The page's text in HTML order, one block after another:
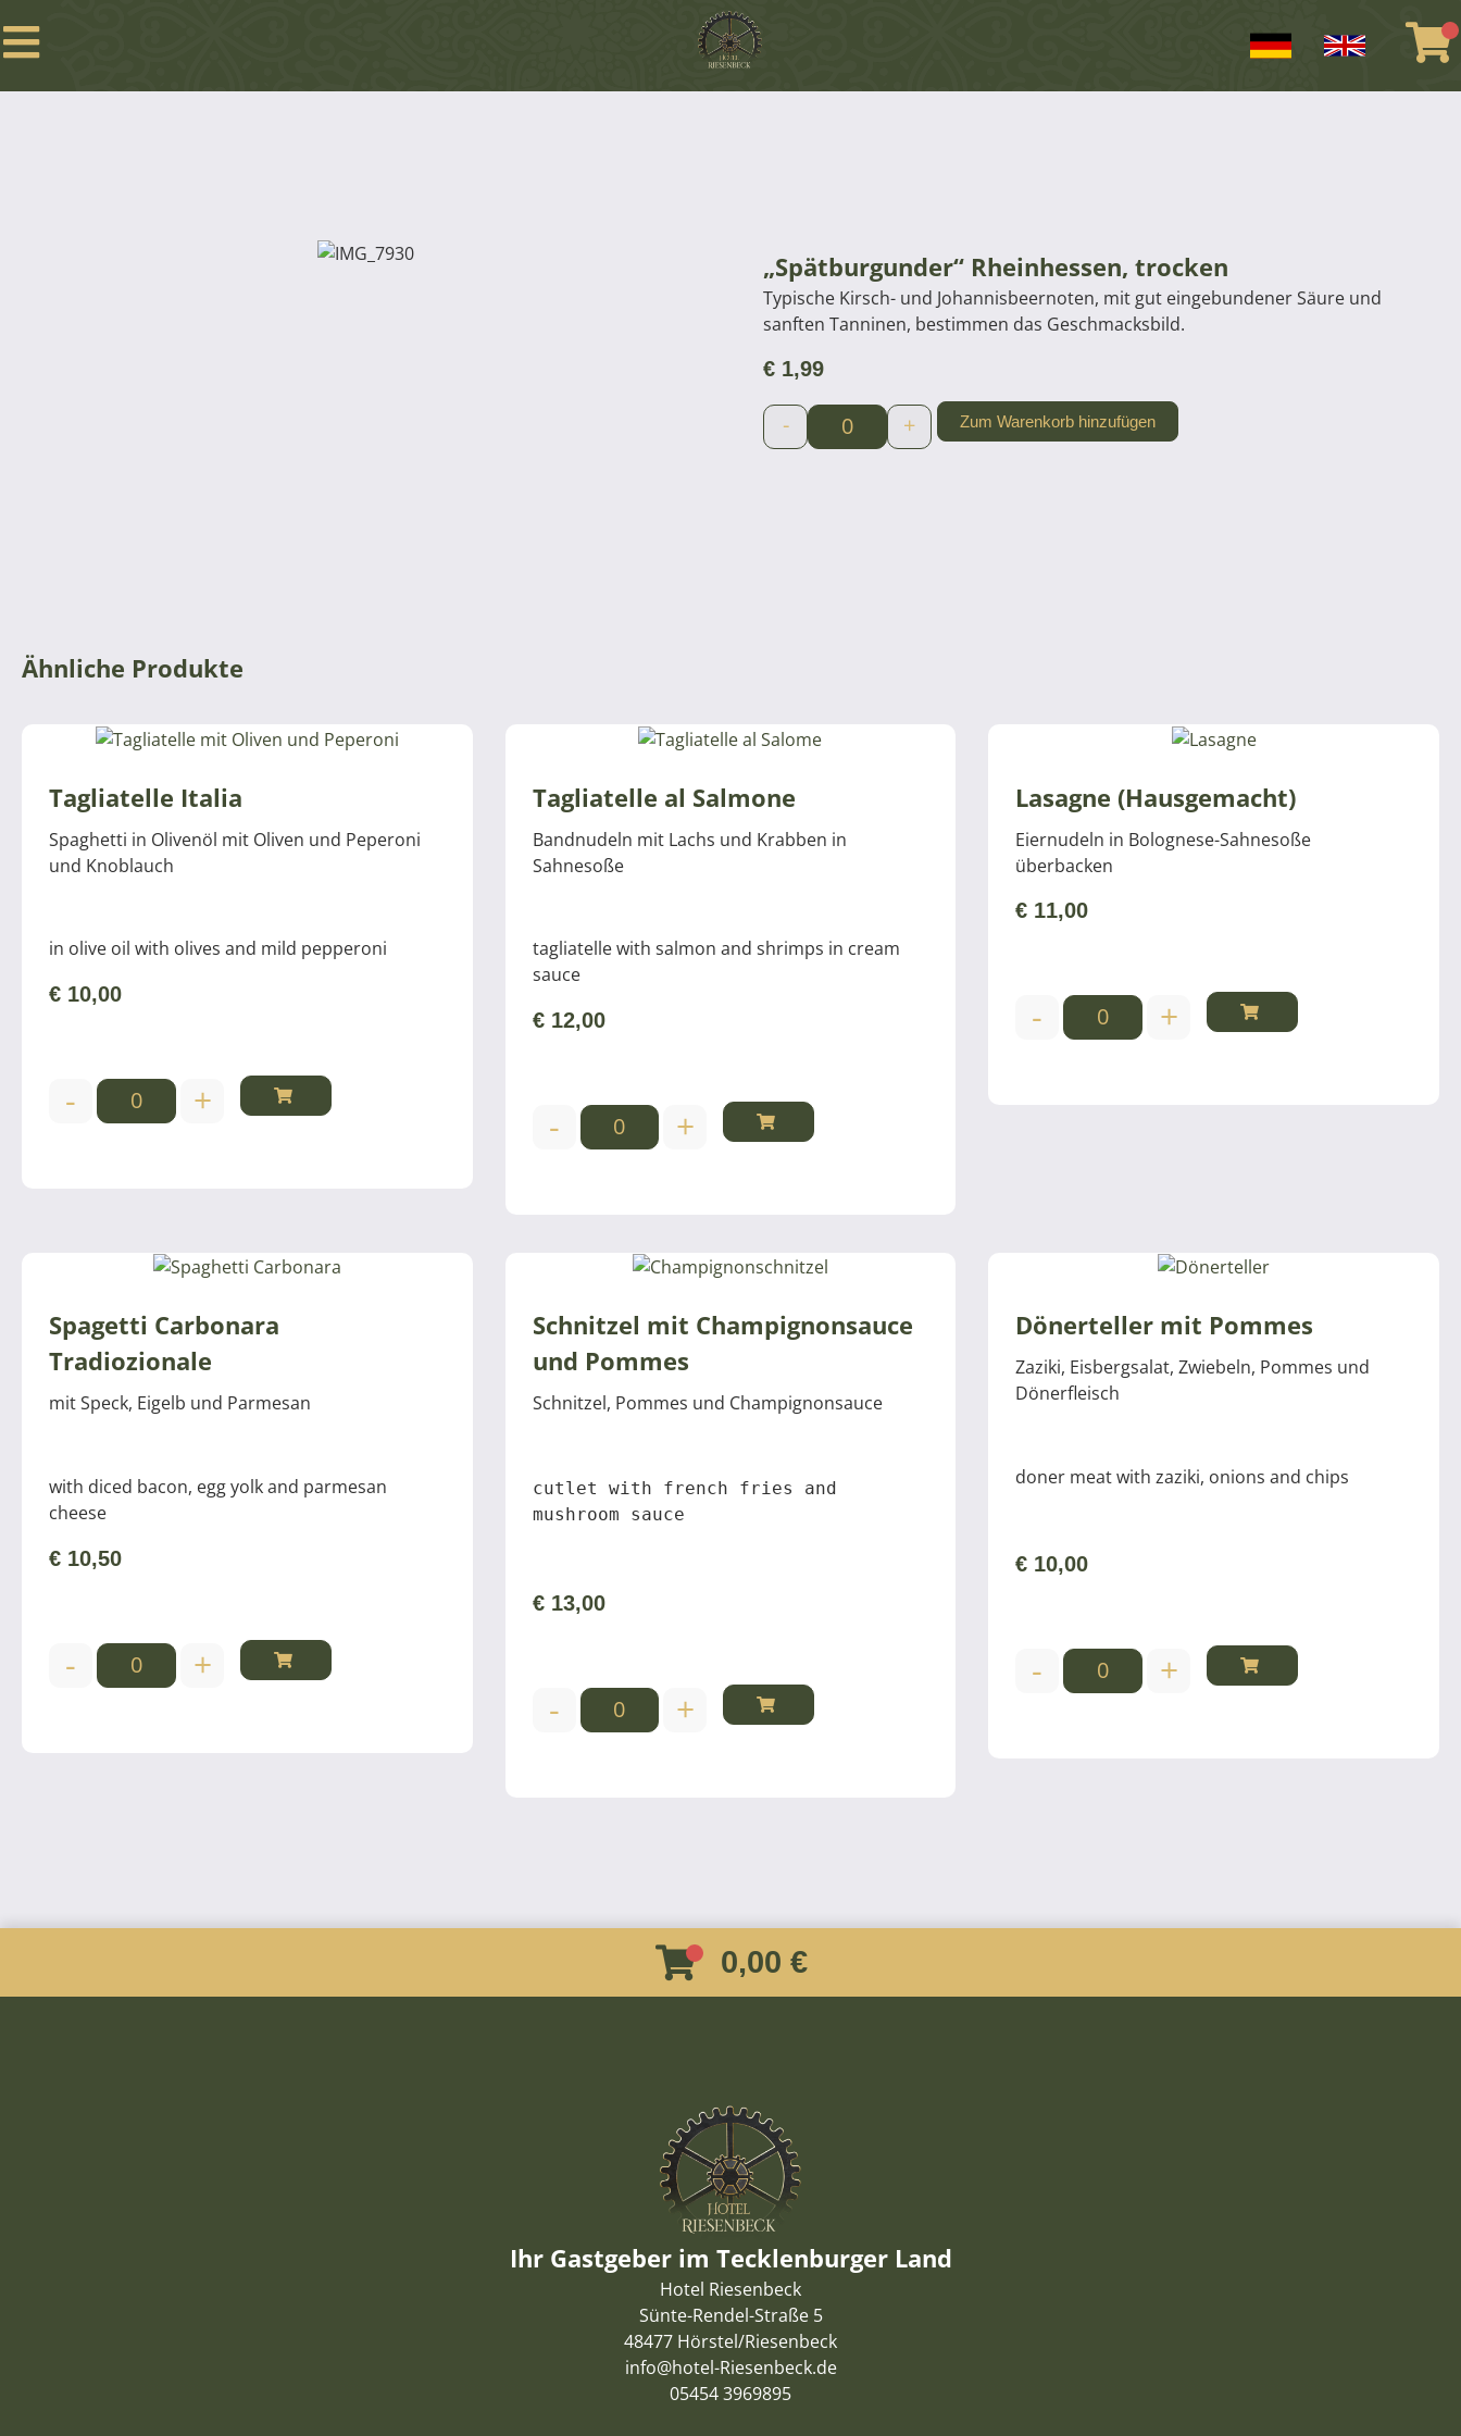
„Spätburgunder“ Rheinhessen, trocken
Typische Kirsch- und Johannisbeernoten, mit gut eingebundener Säure und
sanften Tanninen, bestimmen das Geschmacksbild.
€ 1,99
- + Zum Warenkorb hinzufügen
Ähnliche Produkte
Tagliatelle Italia
Spaghetti in Olivenöl mit Oliven und Peperoni
und Knoblauch
in olive oil with olives and mild pepperoni
€ 10,00
- +
Tagliatelle al Salmone
Bandnudeln mit Lachs und Krabben in
Sahnesoße
tagliatelle with salmon and shrimps in cream
sauce
€12,00
- +
Lasagne (Hausgemacht)
Eiernudeln in Bolognese-Sahnesoße
überbacken
€ 11,00
- +
Spagetti Carbonara
Tradiozionale
mit Speck, Eigelb und Parmesan
with diced bacon, egg yolk and parmesan
cheese
€ 10,50
- +
Schnitzel mit Champignonsauce
und Pommes
Schnitzel, Pommes und Champignonsauce
cutlet with french fries and
mushroom sauce
€13,00
- +
Dönerteller mit Pommes
Zaziki, Eisbergsalat, Zwiebeln, Pommes und
Dönerfleisch
doner meat with zaziki, onions and chips
€ 10,00
- +
0,00 €
Ihr Gastgeber im Tecklenburger Land
Hotel Riesenbeck
Sünte-Rendel-Straße 5
48477 Hörstel/Riesenbeck
info@hotel-Riesenbeck.de
05454 3969895